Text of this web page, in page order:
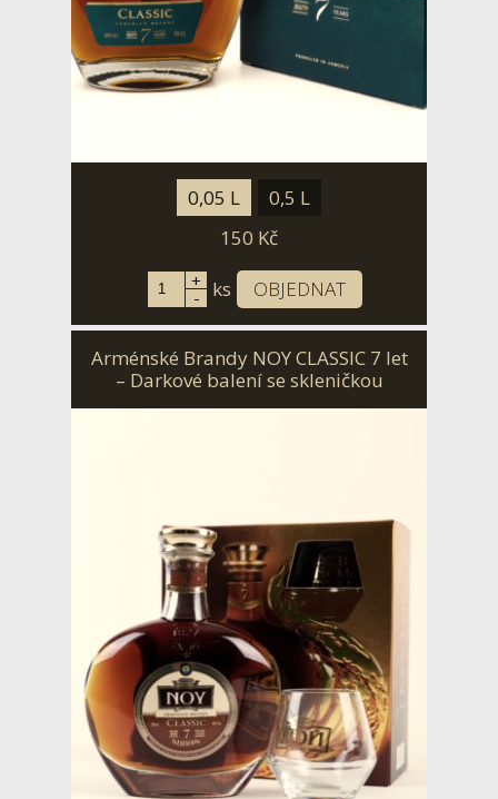
0,05 L
0,5 L
150 Kč
+
- ks OBJEDNAT
Arménské Brandy NOY CLASSIC 7 let
– Darkové balení se skleničkou